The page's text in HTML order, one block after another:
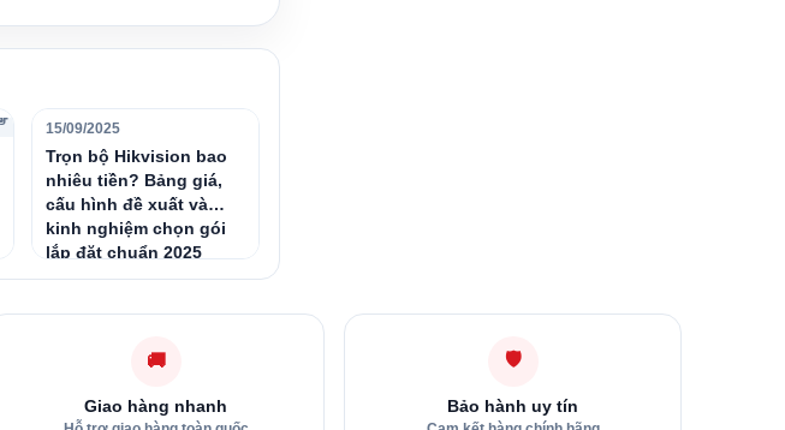
15/09/2025
Trọn bộ Hikvision bao
nhiêu tiền? Bảng giá,
cấu hình đề xuất và
kinh nghiệm chọn gói
lắp đặt chuẩn 2025
🚚
Giao hàng nhanh
🛡
Bảo hành uy tín